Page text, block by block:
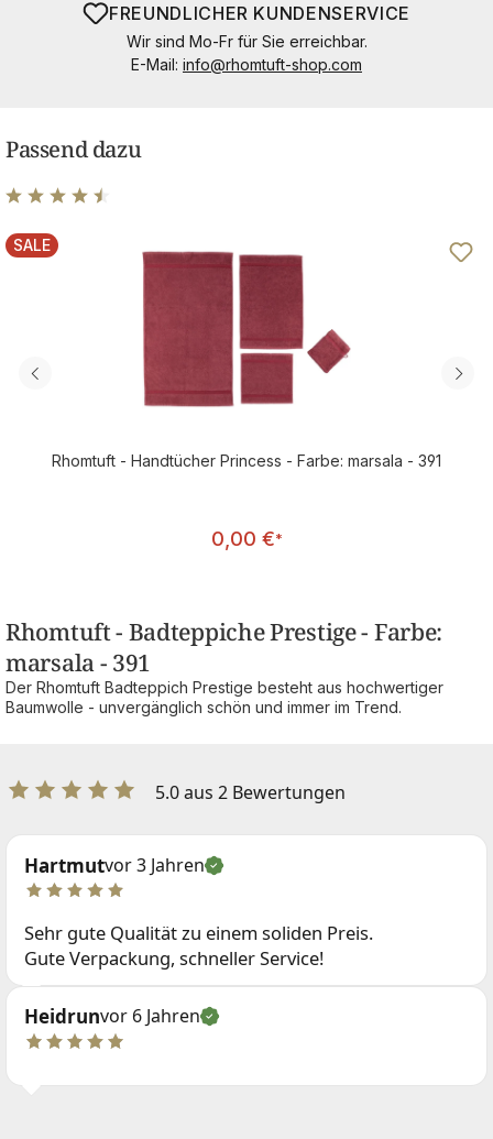
FREUNDLICHER KUNDENSERVICE
Wir sind Mo-Fr für Sie erreichbar.
E-Mail: info@rhomtuft-shop.com
Passend dazu
RABATT
SALE
Rhomtuft - Handtücher Princess - Farbe: marsala - 391
Regulärer Preis:
0,00 €*
Rhomtuft - Badteppiche Prestige - Farbe:
marsala - 391
Der Rhomtuft Badteppich Prestige besteht aus hochwertiger
Baumwolle - unvergänglich schön und immer im Trend.
5.0 aus 2 Bewertungen
Hartmutvor 3 Jahren
Sehr gute Qualität zu einem soliden Preis.
Gute Verpackung, schneller Service!
Heidrunvor 6 Jahren